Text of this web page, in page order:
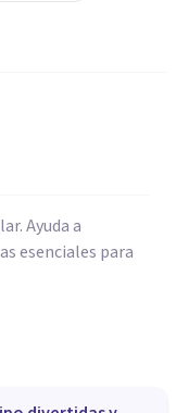
Ayuda a
esenciales para